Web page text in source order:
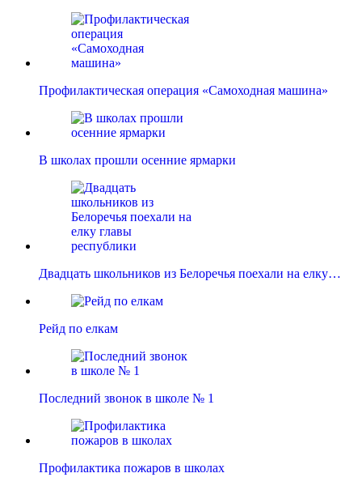
Профилактическая операция «Самоходная машина»
В школах прошли осенние ярмарки
Двадцать школьников из Белоречья поехали на елку…
Рейд по елкам
Последний звонок в школе № 1
Профилактика пожаров в школах